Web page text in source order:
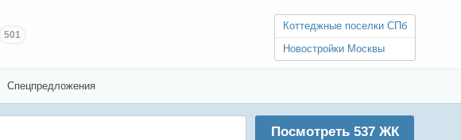
501
Коттеджные поселки СПб
Новостройки Москвы
Спецпредложения
Посмотреть 537ЖК